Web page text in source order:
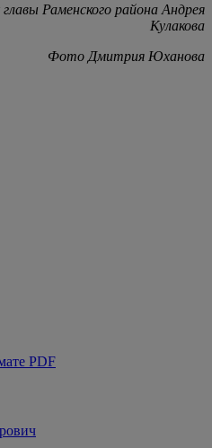
Раменского района Андрея
Кулакова
Фото Дмитрия Юханова
PDF